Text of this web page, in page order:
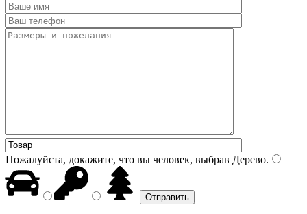
Пожалуйста, докажите, что вы человек, выбрав Дерево.